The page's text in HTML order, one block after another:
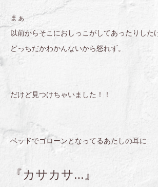
まぁ
以前からそこにおしっこがしてあったりした
どっちだかわかんないから怒れず。
だけど見つけちゃいました！！
ベッドでゴローンとなってるあたしの耳に
『カサカサ…』